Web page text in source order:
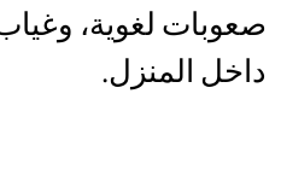
صعوبات لغوية،
داخل المنزل.